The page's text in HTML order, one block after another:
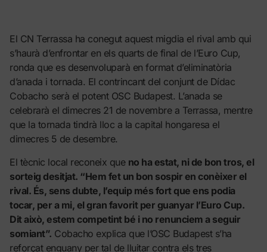
El CN Terrassa ha conegut aquest migdia el rival amb qui
s’haurà d’enfrontar en els quarts de final de l’Euro Cup,
ronda que es desenvoluparà en format d’eliminatòria
d’anada i tornada. El contrincant del conjunt de Dídac
Cobacho serà el potent OSC Budapest. L’anada se
celebrarà el dimecres 21 de novembre a Terrassa, mentre
que la tornada tindrà lloc a la capital hongaresa el
dimecres 5 de desembre.
El tècnic local reconeix que no ha estat, ni de bon tros, el
sorteig desitjat. “Hem fet un bon sospir en conèixer el
rival. És, sens dubte, l’equip més fort que ens podia
tocar, per a mi, el gran favorit per guanyar l’Euro Cup.
Dit això, estem competint bé i no renunciem a seguir
somiant”. Cobacho explica que l’OSC Budapest s’ha
reforçat enguany per tal de lluitar contra els tres